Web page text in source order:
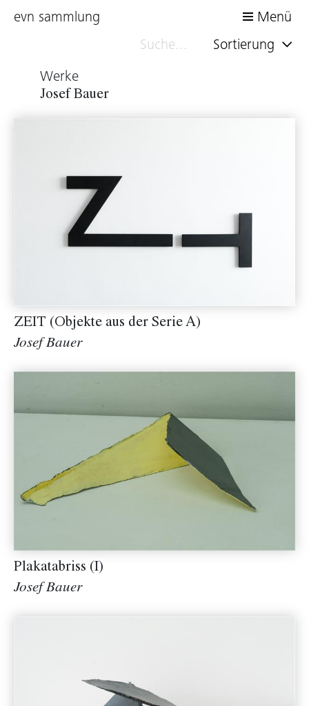
evn sammlung
Menü
Sortierung
Werke
Josef Bauer
ZEIT (Objekte aus der Serie A)
Josef Bauer
Plakatabriss (I)
Josef Bauer